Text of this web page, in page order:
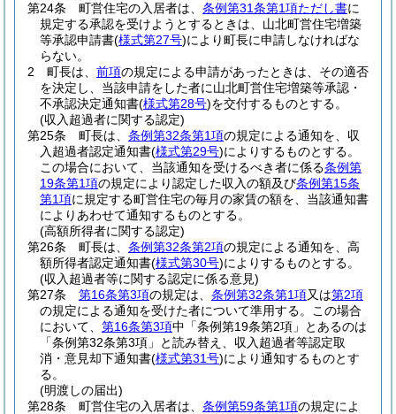
第24条
町営住宅の入居者は、 条例第31条第1項ただし書に
規定する承認を受けようとするときは、山北町営住宅増築
等承認申請書(様式第27号)により町長に申請しなければな
らない。
2
町長は、 前項の規定による申請があったときは、その適否
を決定し、当該申請をした者に山北町営住宅増築等承認・
不承認決定通知書(様式第28号)を交付するものとする。
(収入超過者に関する認定)
第25条
町長は、 条例第32条第1項の規定による通知を、収
入超過者認定通知書(様式第29号)によりするものとする。
この場合において、当該通知を受けるべき者に係る条例第
19条第1項の規定により認定した収入の額及び条例第15条
第1項に規定する町営住宅の毎月の家賃の額を、当該通知書
によりあわせて通知するものとする。
(高額所得者に関する認定)
第26条
町長は、 条例第32条第2項の規定による通知を、高
額所得者認定通知書(様式第30号)によりするものとする。
(収入超過者等に関する認定に係る意見)
第27条
第16条第3項の規定は、 条例第32条第1項又は第2項
の規定による通知を受けた者について準用する。
この場合
において、 第16条第3項中「条例第19条第2項」とあるのは
「条例第32条第3項」と読み替え、収入超過者等認定取
消・意見却下通知書(様式第31号)により通知するものとす
る。
(明渡しの届出)
第28条
町営住宅の入居者は、 条例第59条第1項の規定によ